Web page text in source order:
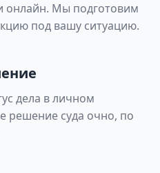
онлайн. Мы подготовим
под вашу ситуацию.
дела в личном
решение суда очно, по